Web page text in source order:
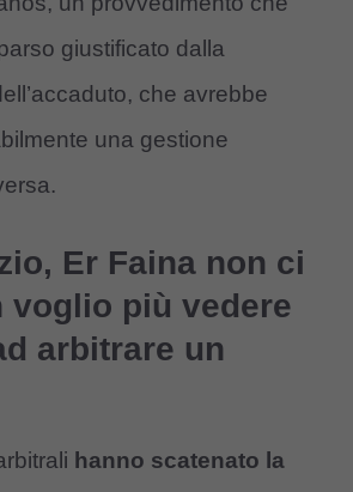
giustificato dalla
che avrebbe
una gestione
Er Faina non ci
voglio più vedere
arbitrare un
hanno scatenato la